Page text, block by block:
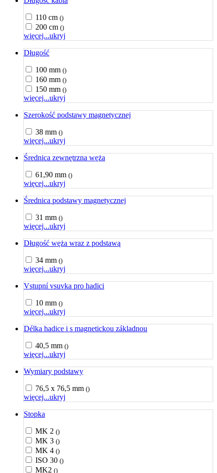
110 cm ()
200 cm ()
więcej...ukryj
Długość
100 mm ()
160 mm ()
150 mm ()
więcej...ukryj
Szerokość podstawy magnetycznej
38 mm ()
więcej...ukryj
Średnica zewnętrzna węża
61,90 mm ()
więcej...ukryj
Średnica podstawy magnetycznej
31 mm ()
więcej...ukryj
Długość węża wraz z podstawą
34 mm ()
więcej...ukryj
Vstupní vsuvka pro hadici
10 mm ()
więcej...ukryj
Délka hadice i s magnetickou základnou
40,5 mm ()
więcej...ukryj
Wymiary podstawy
76,5 x 76,5 mm ()
więcej...ukryj
Stopka
MK 2 ()
MK 3 ()
MK 4 ()
ISO 30 ()
MK2 ()